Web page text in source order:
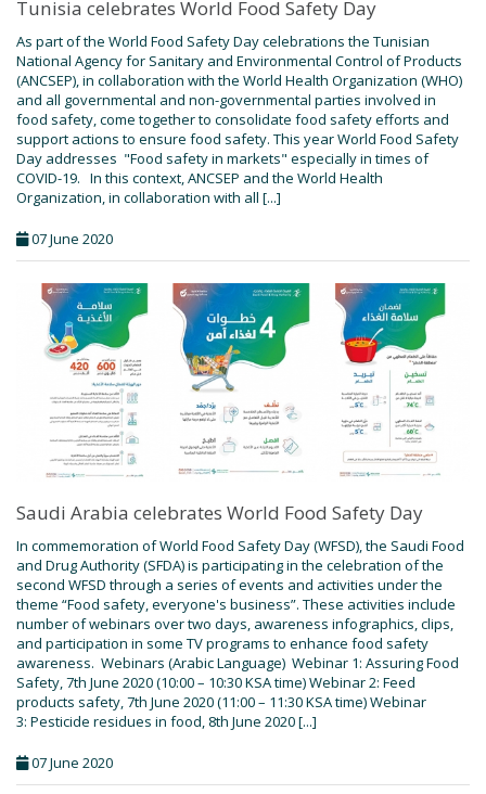
Tunisia celebrates World Food Safety Day
As part of the World Food Safety Day celebrations the Tunisian
National Agency for Sanitary and Environmental Control of Products
(ANCSEP), in collaboration with the World Health Organization (WHO)
and all governmental and non-governmental parties involved in
food safety, come together to consolidate food safety efforts and
support actions to ensure food safety. This year World Food Safety
Day addresses "Food safety in markets" especially in times of
COVID-19. In this context, ANCSEP and the World Health
Organization, in collaboration with all [...]
07 June 2020
Saudi Arabia celebrates World Food Safety Day
In commemoration of World Food Safety Day (WFSD), the Saudi Food
and Drug Authority (SFDA) is participating in the celebration of the
second WFSD through a series of events and activities under the
theme “Food safety, everyone's business”. These activities include
number of webinars over two days, awareness infographics, clips,
and participation in some TV programs to enhance food safety
awareness. Webinars (Arabic Language) Webinar 1: Assuring Food
Safety, 7th June 2020 (10:00 – 10:30 KSA time) Webinar 2: Feed
products safety, 7th June 2020 (11:00 – 11:30 KSA time) Webinar
3: Pesticide residues in food, 8th June 2020 [...]
07 June 2020